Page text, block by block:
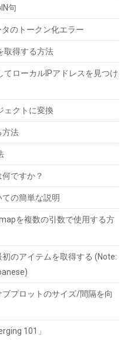
2280 ヒートシンク搭載
s W:6500MB/s 高耐久3D
ー5年保証
ウエスタンデジタル WD
チ SATA 5640rpm キャッシ
AJP エコパッケージ
08-09 04:05 GMT +09:00 時点 -詳細は
句
のトークン化エラー
取得する方法
ローカルIPアドレスを見つけ
ェクトに変換
方法
ですか？
の簡単な説明
を複数の引数で使用する方
のアイテムを取得する (Note:
プロットのサイズ/間隔を向
101」